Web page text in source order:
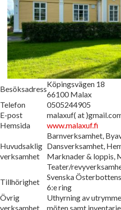
Besöksadress
Köpingsvägen 18
66100 Malax
Telefon
0505244905
E-post
malaxuf( at
Hemsida
www.malaxuf.fi
Huvudsaklig
verksamhet
Barnverksamhet,
Dansverksamhet,
Marknader & loppis,
Teater/
Tillhörighet
Svenska
6:e ring
Övrig
verksamhet
Uthyrning av
möten samt